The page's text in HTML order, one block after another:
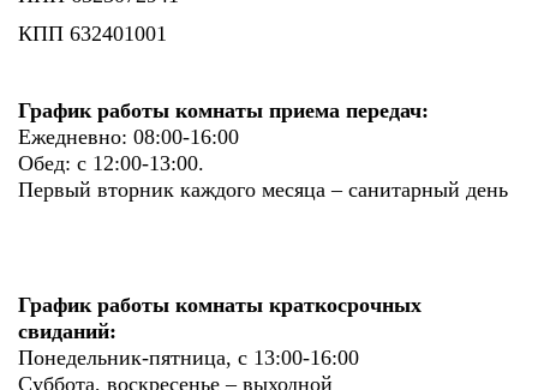
КПП 632401001
График работы комнаты приема передач:
Ежедневно: 08:00-16:00
Обед: с 12:00-13:00.
Первый вторник каждого месяца – санитарный день
График работы комнаты краткосрочных
свиданий:
Понедельник-пятница, с 13:00-16:00
Суббота, воскресенье – выходной